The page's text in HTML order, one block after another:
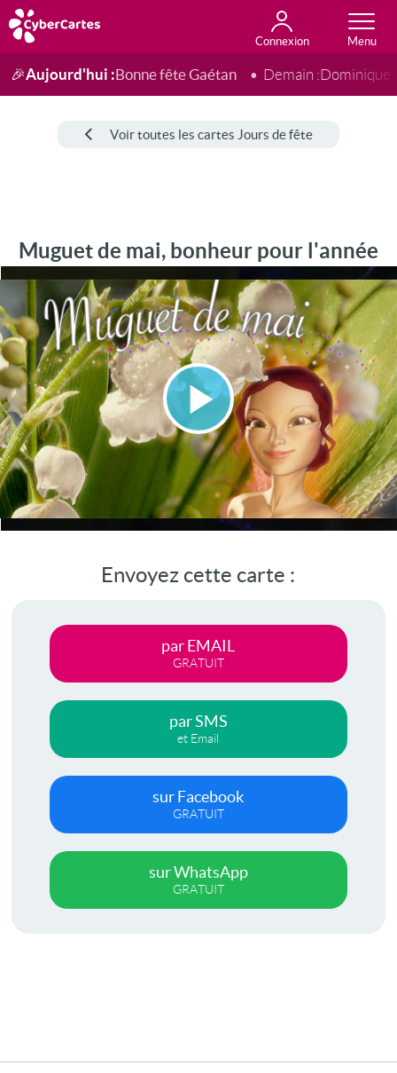
Connexion
Anniversaire
Fête du jour
Amour
Amitié
Merci
Toutes les cartes
🎉Aujourd'hui :Bonne fête Gaétan Demain :Dominique
Voir toutes les cartes Jours de fête
Muguet de mai, bonheur pour l'année
Lire
la
vidéo
Envoyez cette carte :
par EMAIL
GRATUIT
par SMS
et Email
sur Facebook
GRATUIT
sur WhatsApp
GRATUIT